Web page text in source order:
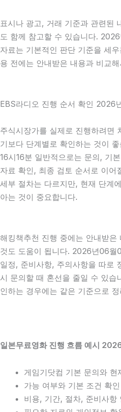
표시나 광고, 거래 기준과 관련된
도 함께 참고할 수 있습니다.
자료는 기본적인 판단 기준을 세
용 전에는 안내받은 내용과 비교
EBS라디오 진행 순서 확인 2026
주식시장가를 실제로 진행하려면
기보다 단계별로 확인하는 것이
16시16분 일반적으로는 문의, 기
자료 확인, 최종 검토 순서로 이어
세부 절차는 다르지만, 현재 단계
아는 것이 중요합니다.
해킹책추천 진행 중에는 안내받은
것도 도움이 됩니다. 2026년06월
일정, 준비사항, 주의사항을 따로
시 문의할 때 혼선을 줄일 수 있습
인하는 경우에는 같은 기준으로
일본무료영화 진행 흐름 예시
게임기닷컴 기본 문의와 현
가능 여부와 기본 조건 확인
비용, 기간, 절차, 준비사항